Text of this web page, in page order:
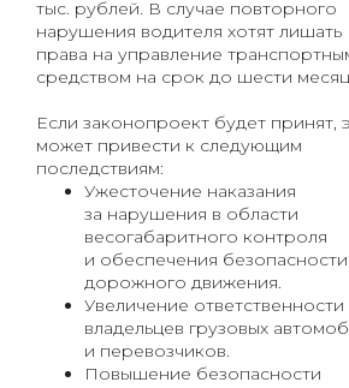
тыс. рублей. В случае повторного
нарушения водителя хотят лишать
права на управление
средством на срок до шести
Если законопроект будет принят,
может привести к следующим
последствиям:
Ужесточение наказания
за нарушения в области
весогабаритного контроля
и обеспечения безопасности
дорожного движения.
Увеличение ответственности
владельцев грузовых
и перевозчиков.
Повышение безопасности